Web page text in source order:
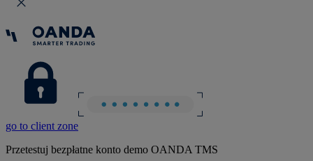
go to client zone
Przetestuj bezpłatne konto demo OANDA TMS